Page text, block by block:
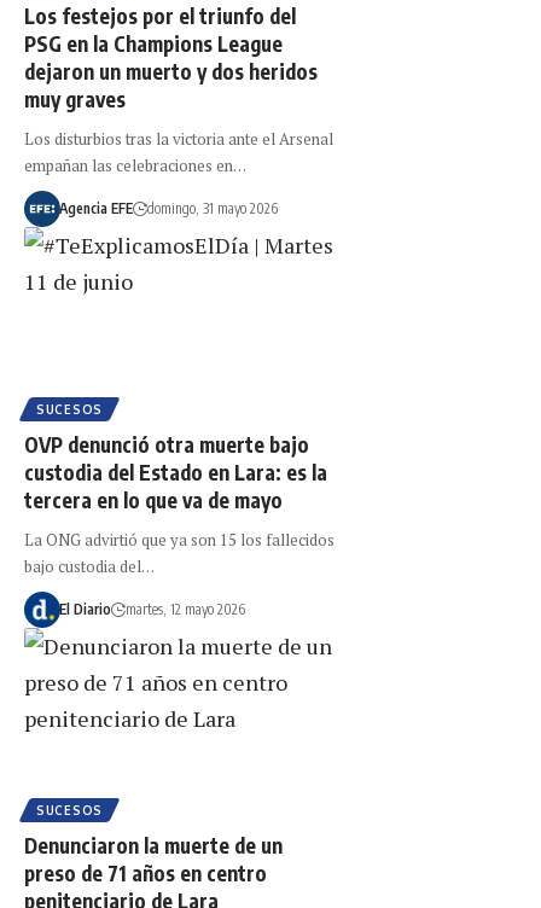
Los festejos por el triunfo del
PSG en la Champions League
dejaron un muerto y dos heridos
muy graves
Los disturbios tras la victoria ante el Arsenal
empañan las celebraciones en…
Agencia EFE domingo, 31 mayo 2026
SUCESOS
OVP denunció otra muerte bajo
custodia del Estado en Lara: es la
tercera en lo que va de mayo
La ONG advirtió que ya son 15 los fallecidos
bajo custodia del…
El Diario martes, 12 mayo 2026
SUCESOS
Denunciaron la muerte de un
preso de 71 años en centro
penitenciario de Lara